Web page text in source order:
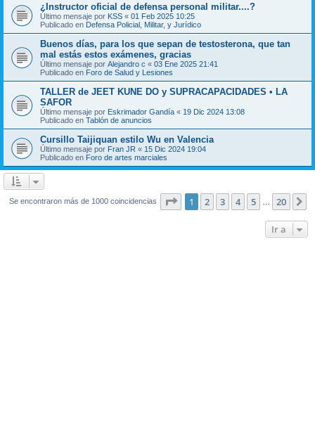
¿Instructor oficial de defensa personal militar....?
Último mensaje por KSS « 01 Feb 2025 10:25
Publicado en Defensa Policial, Militar, y Jurídico
Buenos días, para los que sepan de testosterona, que tan
mal estás estos exámenes, gracias
Último mensaje por Alejandro c « 03 Ene 2025 21:41
Publicado en Foro de Salud y Lesiones
TALLER de JEET KUNE DO y SUPRACAPACIDADES • LA
SAFOR
Último mensaje por Eskrimador Gandía « 19 Dic 2024 13:08
Publicado en Tablón de anuncios
Cursillo Taijiquan estilo Wu en Valencia
Último mensaje por Fran JR « 15 Dic 2024 19:04
Publicado en Foro de artes marciales
Se encontraron más de 1000 coincidencias Página de 20
1 2 3 4 5 20
Ir a